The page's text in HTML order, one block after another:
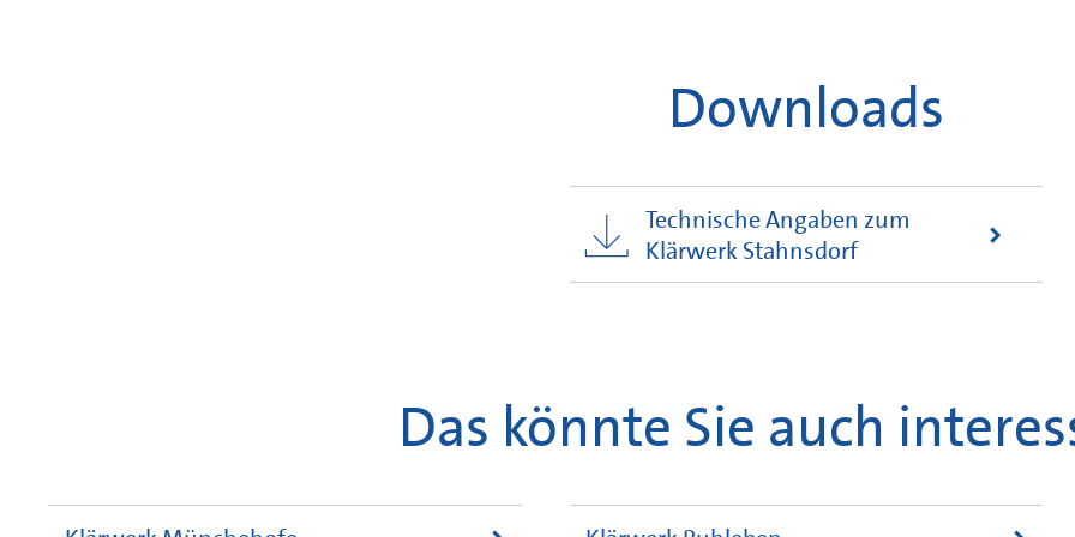
Downloads
Technische Angaben zum
Klärwerk Stahnsdorf
Das könnte Sie auch